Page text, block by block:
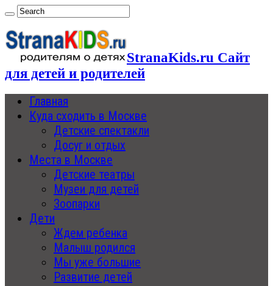
StranaKids.ru Сайт
для детей и родителей
Главная
Куда сходить в Москве
Детские спектакли
Досуг и отдых
Места в Москве
Детские театры
Музеи для детей
Зоопарки
Дети
Ждем ребенка
Малыш родился
Мы уже большие
Развитие детей